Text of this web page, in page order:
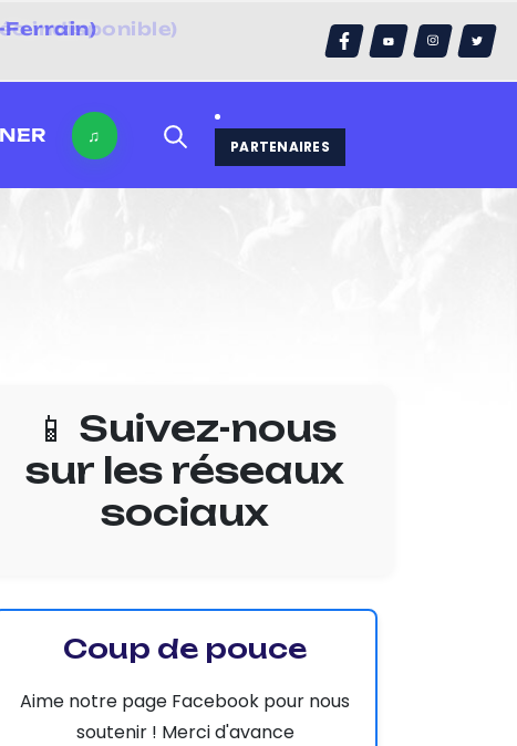
Ferrain)
♫
PARTENAIRES
📱 Suivez-nous
sur les réseaux
sociaux
Coup de pouce
Aime notre page Facebook pour nous
soutenir ! Merci d'avance